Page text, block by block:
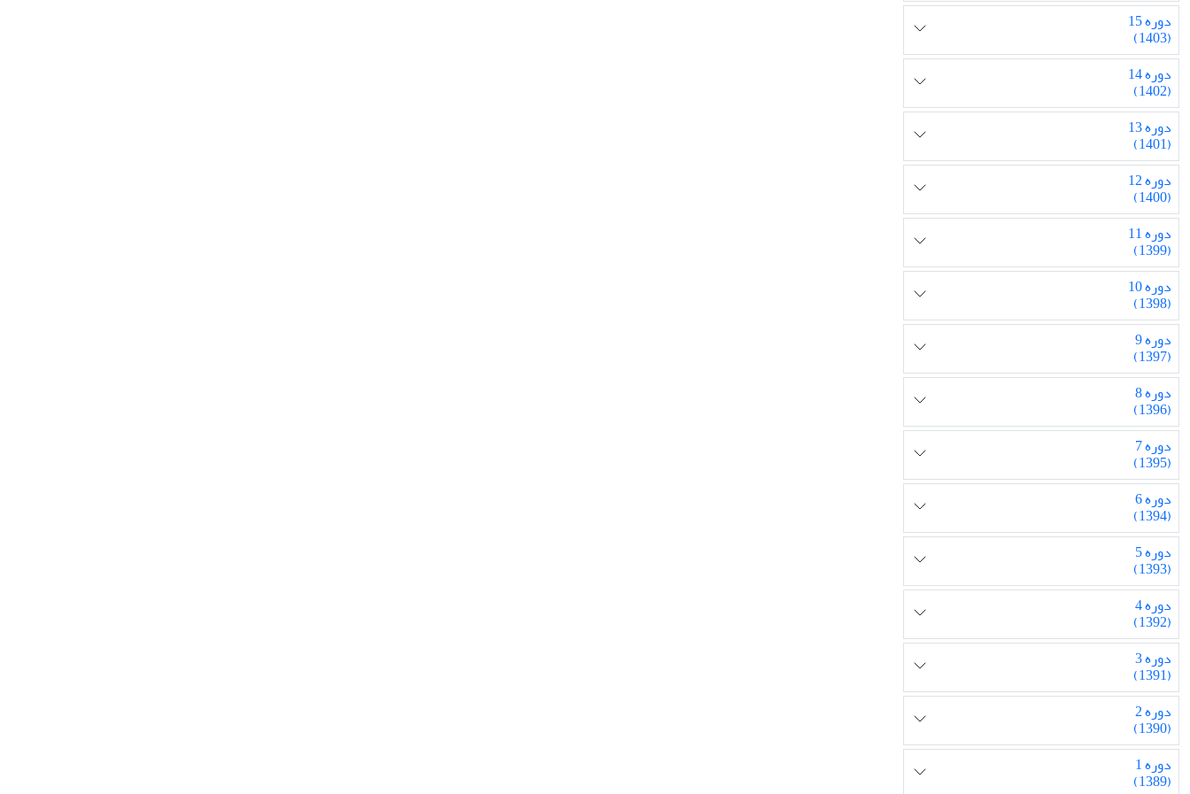
دوره 15
(1403)
دوره 14
(1402)
دوره 13
(1401)
دوره 12
(1400)
دوره 11
(1399)
دوره 10
(1398)
دوره 9
(1397)
دوره 8
(1396)
دوره 7
(1395)
دوره 6
(1394)
دوره 5
(1393)
دوره 4
(1392)
دوره 3
(1391)
دوره 2
(1390)
دوره 1
(1389)